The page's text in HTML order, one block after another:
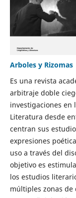
Arboles y Rizomas
Es una revista
arbitraje doble
investigaciones en
Literatura desde
centran sus
expresiones
uso a través del
objetivo es
los estudios
múltiples zonas de